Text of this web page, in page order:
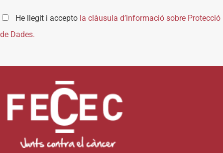
He llegit i accepto la clàusula d’informació sobre Protecció
de Dades.